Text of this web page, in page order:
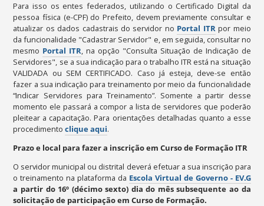
Para isso os entes federados, utilizando o Certificado Digital da
pessoa física (e-CPF) do Prefeito, devem previamente consultar e
atualizar os dados cadastrais do servidor no Portal ITRpor meio
da funcionalidade "Cadastrar Servidor" e, em seguida, consultar no
mesmo Portal ITR, na opção "Consulta Situação de Indicação de
Servidores", se a sua indicação para o trabalho ITR está na situação
VALIDADA ou SEM CERTIFICADO. Caso já esteja, deve-se então
fazer a sua indicação para treinamento por meio da funcionalidade
“Indicar Servidores para Treinamento”. Somente a partir desse
momento ele passará a compor a lista de servidores que poderão
pleitear a capacitação. Para orientações detalhadas quanto a esse
procedimentoclique aqui.
Prazo e local para fazer a inscrição em Curso de Formação ITR
O servidor municipal ou distrital deverá efetuar a sua inscrição para
o treinamento na plataforma da Escola Virtual de Governo - EV.G
a partir do 16º (décimo sexto) dia do mês subsequente ao da
solicitação de participação em Curso de Formação.